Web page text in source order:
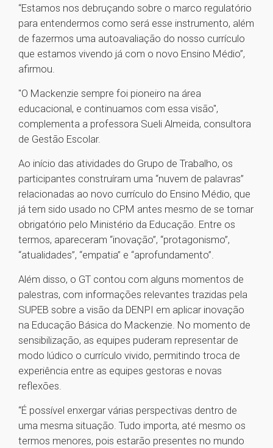
“Estamos nos debruçando sobre o marco regulatório
para entendermos como será esse instrumento, além
de fazermos uma autoavaliação do nosso currículo
que estamos vivendo já com o novo Ensino Médio”,
afirmou.
"O Mackenzie sempre foi pioneiro na área
educacional, e continuamos com essa visão",
complementa a professora Sueli Almeida, consultora
de Gestão Escolar.
Ao início das atividades do Grupo de Trabalho, os
participantes construíram uma “nuvem de palavras”
relacionadas ao novo currículo do Ensino Médio, que
já tem sido usado no CPM antes mesmo de se tornar
obrigatório pelo Ministério da Educação. Entre os
termos, apareceram “inovação”, “protagonismo”,
“atualidades”, “empatia” e “aprofundamento”.
Além disso, o GT contou com alguns momentos de
palestras, com informações relevantes trazidas pela
SUPEB sobre a visão da DENPI em aplicar inovação
na Educação Básica do Mackenzie. No momento de
sensibilização, as equipes puderam representar de
modo lúdico o currículo vivido, permitindo troca de
experiência entre as equipes gestoras e novas
reflexões.
“É possível enxergar várias perspectivas dentro de
uma mesma situação. Tudo importa, até mesmo os
termos menores, pois estarão presentes no mundo